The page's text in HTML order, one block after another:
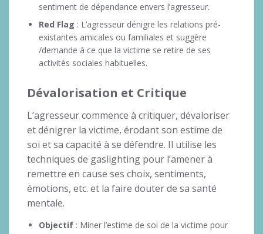
sentiment de dépendance envers l’agresseur.
Red Flag : L’agresseur dénigre les relations pré-
existantes amicales ou familiales et suggère
/demande à ce que la victime se retire de ses
activités sociales habituelles.
Dévalorisation et Critique
L’agresseur commence à critiquer, dévaloriser
et dénigrer la victime, érodant son estime de
soi et sa capacité à se défendre. Il utilise les
techniques de gaslighting pour l’amener à
remettre en cause ses choix, sentiments,
émotions, etc. et la faire douter de sa santé
mentale.
Objectif : Miner l’estime de soi de la victime pour